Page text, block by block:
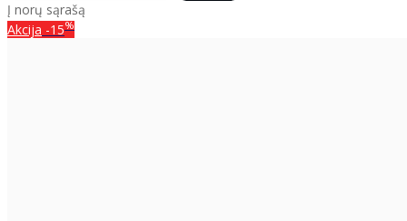
Į norų sąrašą
Akcija -15%